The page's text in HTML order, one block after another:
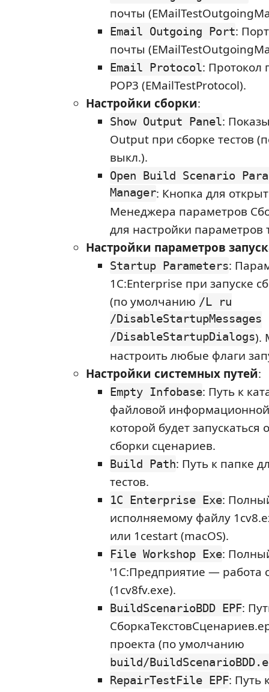
почты
Email Outgoing Port:
почты
Email Protocol: Протокол
POP3 (EMailTestProtocol).
Настройки сборки:
Show Output Panel:
Output при сборке тестов
выкл.).
Open Build Scenario
Manager: Кнопка для
Менеджера параметров
для настройки параметров
Настройки параметров
Startup Parameters:
1C:Enterprise при запуске
(по умолчанию /L ru
/DisableStartupMessages
/DisableStartupDialogs).
настроить любые флаги
Настройки системных путей:
Empty Infobase: Путь к
файловой
которой будет запускаться
сборки сценариев.
Build Path: Путь к папке
тестов.
1C Enterprise Exe:
исполняемому файлу
или 1cestart (macOS).
File Workshop Exe:
'1С:Предприятие — работа
(1cv8fv.exe).
BuildScenarioBDD EPF:
проекта (по умолчанию
build/
RepairTestFile EPF: Путь